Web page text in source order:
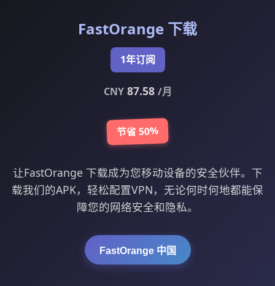
FastOrange 下载
1年订阅
CNY87.58 /月
节省 50%
让FastOrange 下载成为您移动设备的安全伙伴。下
载我们的APK，轻松配置VPN，无论何时何地都能保
障您的网络安全和隐私。
FastOrange 中国